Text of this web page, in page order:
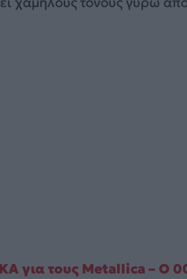
για τους Metallica – Ο